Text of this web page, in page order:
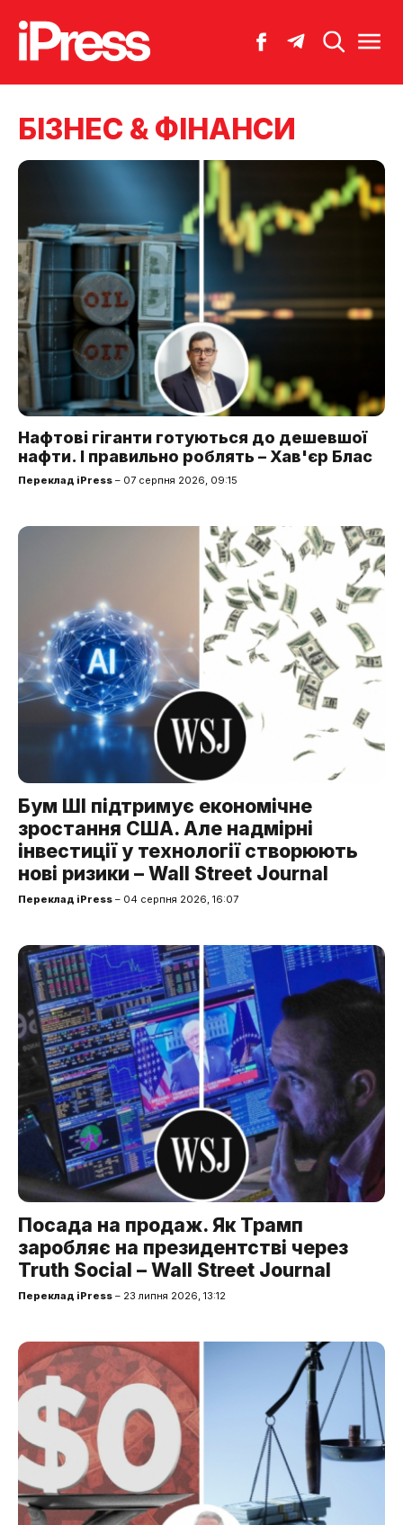
БІЗНЕС & ФІНАНСИ
Нафтові гіганти готуються до дешевшої
нафти. І правильно роблять – Хав'єр Блас
Переклад iPress – 07 серпня 2026, 09:15
Бум ШІ підтримує економічне
зростання США. Але надмірні
інвестиції у технології створюють
нові ризики – Wall Street Journal
Переклад iPress – 04 серпня 2026, 16:07
Посада на продаж. Як Трамп
заробляє на президентстві через
Truth Social – Wall Street Journal
Переклад iPress – 23 липня 2026, 13:12